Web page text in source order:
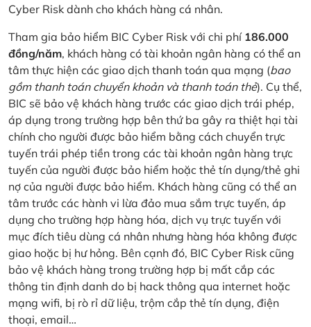
Cyber Risk dành cho khách hàng cá nhân.
Tham gia bảo hiểm BIC Cyber Risk với chi phí 186.000
đồng/năm, khách hàng có tài khoản ngân hàng có thể an
tâm thực hiện các giao dịch thanh toán qua mạng (bao
gồm thanh toán chuyển khoản và thanh toán thẻ). Cụ thể,
BIC sẽ bảo vệ khách hàng trước các giao dịch trái phép,
áp dụng trong trường hợp bên thứ ba gây ra thiệt hại tài
chính cho người được bảo hiểm bằng cách chuyển trực
tuyến trái phép tiền trong các tài khoản ngân hàng trực
tuyến của người được bảo hiểm hoặc thẻ tín dụng/thẻ ghi
nợ của người được bảo hiểm. Khách hàng cũng có thể an
tâm trước các hành vi lừa đảo mua sắm trực tuyến, áp
dụng cho trường hợp hàng hóa, dịch vụ trực tuyến với
mục đích tiêu dùng cá nhân nhưng hàng hóa không được
giao hoặc bị hư hỏng. Bên cạnh đó, BIC Cyber Risk cũng
bảo vệ khách hàng trong trường hợp bị mất cắp các
thông tin định danh do bị hack thông qua internet hoặc
mạng wifi, bị rò rỉ dữ liệu, trộm cắp thẻ tín dụng, điện
thoại, email…